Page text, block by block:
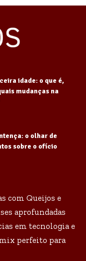
idade: o que é,
mudanças na
o olhar de
sobre o ofício
com Queijos e
aprofundadas
em tecnologia e
perfeito para